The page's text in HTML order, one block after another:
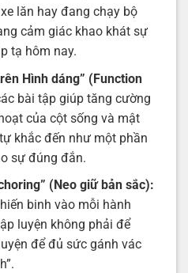
lăn hay đang chạy bộ
cảm giác khao khát sự
tạ hôm nay.
Hình dáng” (Function
bài tập giúp tăng cường
của cột sống và mật
khắc đến như một phần
sự đúng đắn.
(Neo giữ bản sắc):
binh vào mỗi hành
luyện không phải để
để đủ sức gánh vác